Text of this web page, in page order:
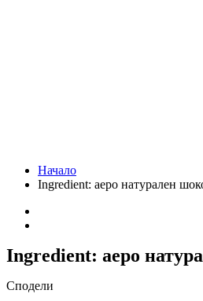
Начало
Ingredient: аеро натурален
Ingredient: аеро
Сподели